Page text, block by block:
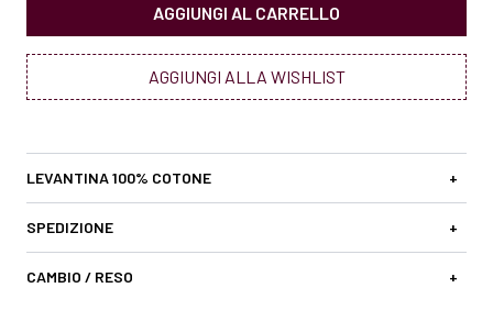
AGGIUNGI AL CARRELLO
AGGIUNGI ALLA WISHLIST
LEVANTINA 100% COTONE +
SPEDIZIONE +
CAMBIO / RESO +